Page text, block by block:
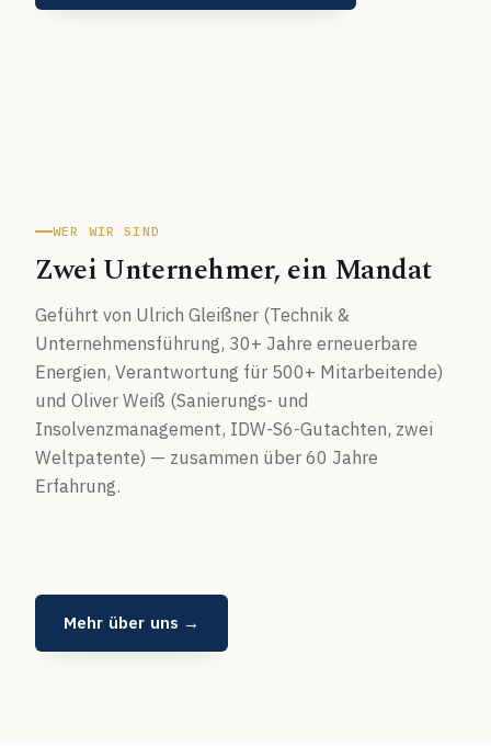
WER WIR SIND
Zwei Unternehmer, ein Mandat
Geführt von Ulrich Gleißner (Technik &
Unternehmensführung, 30+ Jahre erneuerbare
Energien, Verantwortung für 500+ Mitarbeitende)
und Oliver Weiß (Sanierungs- und
Insolvenzmanagement, IDW-S6-Gutachten, zwei
Weltpatente) — zusammen über 60 Jahre
Erfahrung.
Mehr über uns →